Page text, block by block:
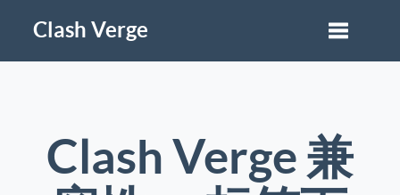
Clash Verge
Clash Verge 兼